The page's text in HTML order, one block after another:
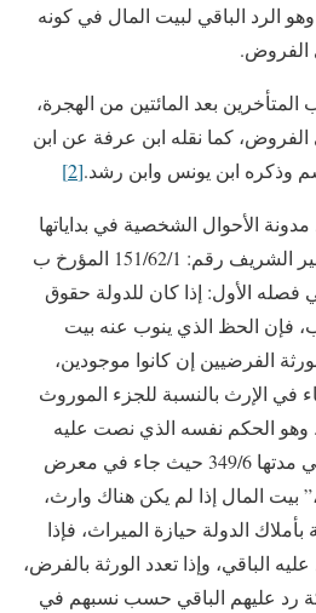
الرد الباقي لبيت المال في كونه
الفروض.
بعد المائتين من الهجرة،
الفروض، كما نقله ابن عرفة عن ابن
وذكره ابن يونس وابن رشد.[2]
الأحوال الشخصية في بداياتها
الأولى بالرد حتى صدر الظهير الشريف رقم: 151/62/1 المؤرخ ب
جاء في فصله الأول: إذا كان للدولة حقوق
فإن الحظ الذي ينوب عنه بيت
الفرضيين إن كانوا موجودين،
في الإرث بالنسبة للجزء الموروث
الحكم نفسه الذي نصت عليه
مدونة الأسرة لسنة 2004 في مدتها 349/6 حيث جاء في معرض
بيت المال إذا لم يكن هناك وارث،
الدولة حيازة الميراث، فإذا
الباقي، وإذا تعدد الورثة بالفرض،
رد عليهم الباقي حسب نسبهم في